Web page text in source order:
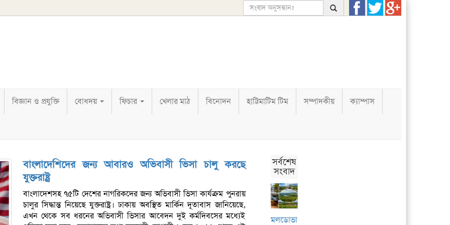
বিজ্ঞান ও প্রযুক্তি বোধদয় ফিচার খেলার মাঠ বিনোদন হাট্টিমাটিম টিম সম্পাদকীয় ক্যাম্পাস
বাংলাদেশিদের জন্য আবারও অভিবাসী ভিসা চালু করছে
যুক্তরাষ্ট্র
বাংলাদেশসহ ৭৫টি দেশের নাগরিকদের জন্য অভিবাসী ভিসা কার্যক্রম পুনরায়
চালুর সিদ্ধান্ত নিয়েছে যুক্তরাষ্ট্র। ঢাকায় অবস্থিত মার্কিন দূতাবাস জানিয়েছে,
এখন থেকে সব ধরনের অভিবাসী ভিসার আবেদন দুই কর্মদিবসের মধ্যেই
সর্বশেষ
সংবাদ
মলডোভা: